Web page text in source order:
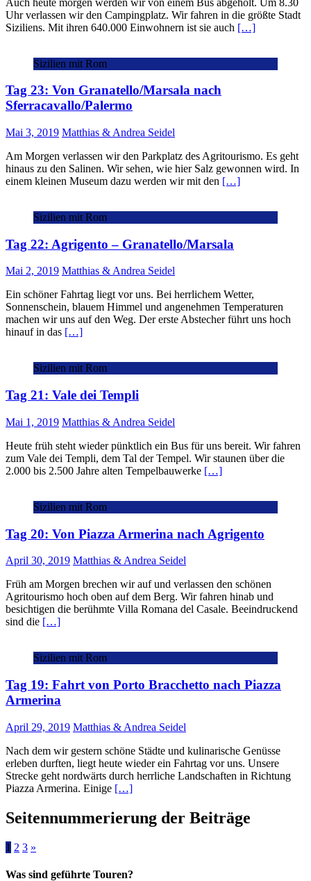
Uhr verlassen wir den Campingplatz. Wir fahren in die größte Stadt
Siziliens. Mit ihren 640.000 Einwohnern ist sie auch […]
Sizilien mit Rom
Tag 23: Von Granatello/Marsala nach
Sferracavallo/Palermo
Mai 3, 2019 Matthias & Andrea Seidel
Am Morgen verlassen wir den Parkplatz des Agritourismo. Es geht
hinaus zu den Salinen. Wir sehen, wie hier Salz gewonnen wird. In
einem kleinen Museum dazu werden wir mit den […]
Sizilien mit Rom
Tag 22: Agrigento – Granatello/Marsala
Mai 2, 2019 Matthias & Andrea Seidel
Ein schöner Fahrtag liegt vor uns. Bei herrlichem Wetter,
Sonnenschein, blauem Himmel und angenehmen Temperaturen
machen wir uns auf den Weg. Der erste Abstecher führt uns hoch
hinauf in das […]
Sizilien mit Rom
Tag 21: Vale dei Templi
Mai 1, 2019 Matthias & Andrea Seidel
Heute früh steht wieder pünktlich ein Bus für uns bereit. Wir fahren
zum Vale dei Templi, dem Tal der Tempel. Wir staunen über die
2.000 bis 2.500 Jahre alten Tempelbauwerke […]
Sizilien mit Rom
Tag 20: Von Piazza Armerina nach Agrigento
April 30, 2019 Matthias & Andrea Seidel
Früh am Morgen brechen wir auf und verlassen den schönen
Agritourismo hoch oben auf dem Berg. Wir fahren hinab und
besichtigen die berühmte Villa Romana del Casale. Beeindruckend
sind die […]
Sizilien mit Rom
Tag 19: Fahrt von Porto Bracchetto nach Piazza
Armerina
April 29, 2019 Matthias & Andrea Seidel
Nach dem wir gestern schöne Städte und kulinarische Genüsse
erleben durften, liegt heute wieder ein Fahrtag vor uns. Unsere
Strecke geht nordwärts durch herrliche Landschaften in Richtung
Piazza Armerina. Einige […]
Seitennummerierung der Beiträge
1 2 3 »
Was sind geführte Touren?